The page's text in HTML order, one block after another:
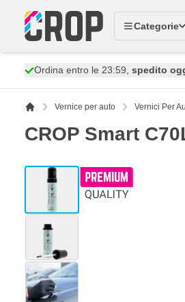
Categorie
Ordina entro le 23:59, spedito
Vernice per auto Vernici Per
CROP Smart
View larger image
View larger image